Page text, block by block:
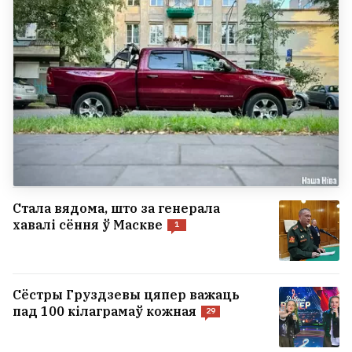
Стала вядома, што за генерала
хавалі сёння ў Маскве
1
Сёстры Груздзевы цяпер важаць
пад 100 кілаграмаў кожная
29